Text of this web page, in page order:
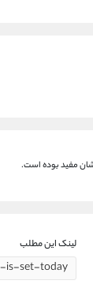
مفید بوده است.
لینک این مطلب